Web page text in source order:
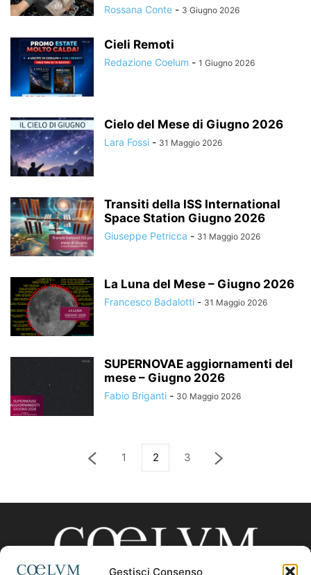
Gestisci Consenso
Rossana Conte - 3 Giugno 2026
Cieli Remoti
Redazione Coelum - 1 Giugno 2026
Cielo del Mese di Giugno 2026
Lara Fossi - 31 Maggio 2026
Transiti della ISS International
Space Station Giugno 2026
Giuseppe Petricca - 31 Maggio 2026
La Luna del Mese – Giugno 2026
Francesco Badalotti - 31 Maggio 2026
SUPERNOVAE aggiornamenti del
mese – Giugno 2026
Fabio Briganti - 30 Maggio 2026
1 2 3